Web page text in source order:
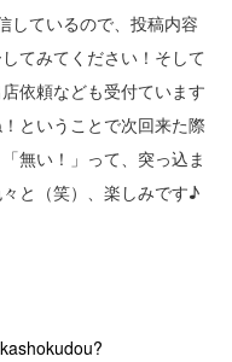
しているので、投稿内容
てみてください！そして
依頼なども受付ています
ということで次回来た際
無い！」って、突っ込ま
と（笑）、楽しみです♪